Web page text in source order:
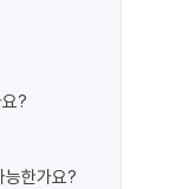
?
한가요?